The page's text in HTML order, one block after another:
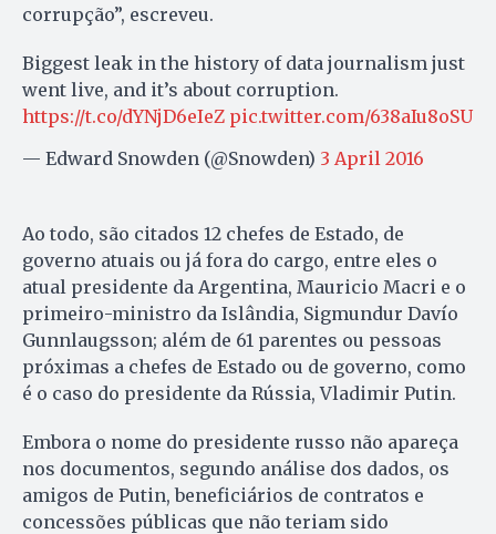
corrupção”, escreveu.
Biggest leak in the history of data journalism just
went live, and it’s about corruption.
https://t.co/dYNjD6eIeZ pic.twitter.com/638aIu8oSU
— Edward Snowden (@Snowden) 3 April 2016
Ao todo, são citados 12 chefes de Estado, de
governo atuais ou já fora do cargo, entre eles o
atual presidente da Argentina, Mauricio Macri e o
primeiro-ministro da Islândia, Sigmundur Davío
Gunnlaugsson; além de 61 parentes ou pessoas
próximas a chefes de Estado ou de governo, como
é o caso do presidente da Rússia, Vladimir Putin.
Embora o nome do presidente russo não apareça
nos documentos, segundo análise dos dados, os
amigos de Putin, beneficiários de contratos e
concessões públicas que não teriam sido